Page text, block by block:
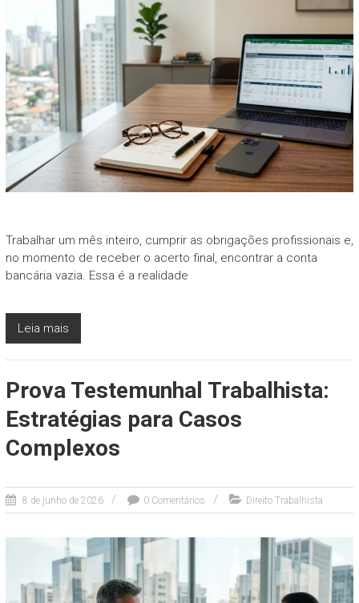
Trabalhar um mês inteiro, cumprir as obrigações profissionais e,
no momento de receber o acerto final, encontrar a conta
bancária vazia. Essa é a realidade
Leia mais
Prova Testemunhal Trabalhista:
Estratégias para Casos
Complexos
8 de junho de 2026 0 Comentários Direito Trabalhista